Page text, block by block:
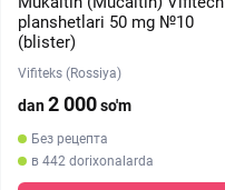
planshetlari 50 mg №10
(blister)
Vifiteks (Rossiya)
dan2 000so'm
Без рецепта
в 442 dorixonalarda